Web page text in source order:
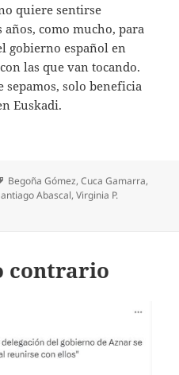
quiere sentirse
como mucho, para
gobierno español en
las que van tocando.
sepamos, solo beneficia
Euskadi.
Etiquetas
Begoña Gómez,Cuca Gamarra,
Abascal,Virginia P.
contrario